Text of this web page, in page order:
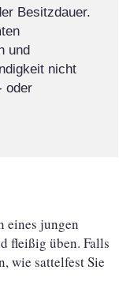
Besitzdauer.
und
nicht
oder
eines jungen
fleißig üben. Falls
wie sattelfest Sie